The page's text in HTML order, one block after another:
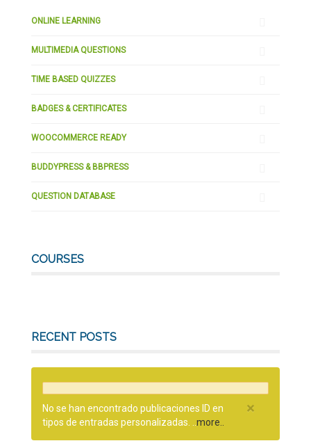
ONLINE LEARNING
MULTIMEDIA QUESTIONS
TIME BASED QUIZZES
BADGES & CERTIFICATES
WOOCOMMERCE READY
BUDDYPRESS & BBPRESS
QUESTION DATABASE
COURSES
RECENT POSTS
×
No se han encontrado publicaciones ID en
tipos de entradas personalizadas. ..more..